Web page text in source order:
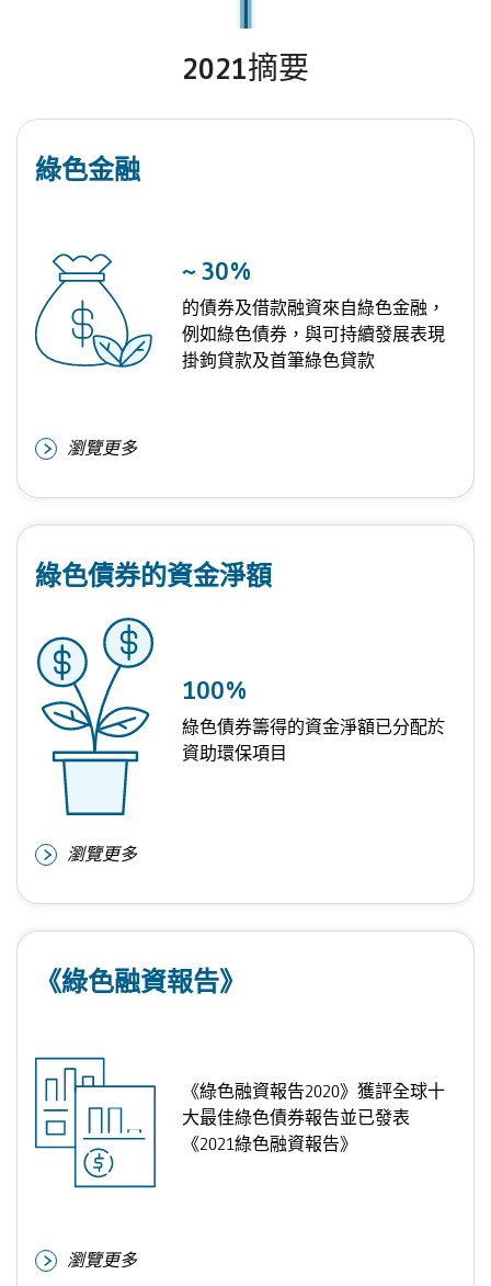
2021摘要
綠色金融
~30%
的債券及借款融資來自綠色金融，
例如綠色債券，與可持續發展表現
掛鉤貸款及首筆綠色貸款
瀏覽更多
綠色債券的資金淨額
100%
綠色債券籌得的資金淨額已分配於
資助環保項目
瀏覽更多
《綠色融資報告》
《綠色融資報告2020》獲評全球十
大最佳綠色債券報告並已發表
《2021綠色融資報告》
瀏覽更多